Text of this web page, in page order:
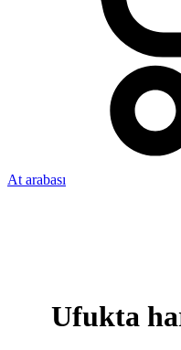
At arabası
Ufukta